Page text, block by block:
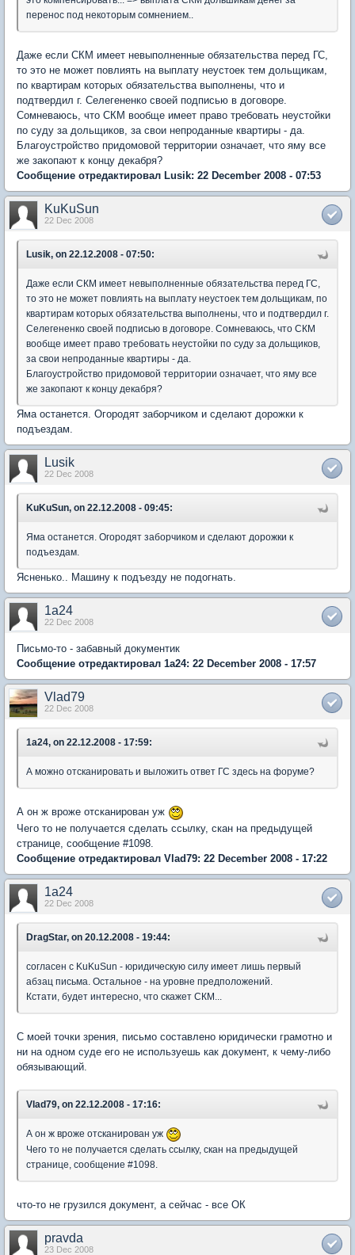
перенос под некоторым сомнением..
Даже если СКМ имеет невыполненные обязательства перед ГС,
то это не может повлиять на выплату неустоек тем дольщикам,
по квартирам которых обязательства выполнены, что и
подтвердил г. Селегененко своей подписью в договоре.
Сомневаюсь, что СКМ вообще имеет право требовать неустойки
по суду за дольщиков, за свои непроданные квартиры - да.
Благоустройство придомовой территории означает, что яму все
же закопают к концу декабря?
Сообщение отредактировал Lusik: 22 December 2008 - 07:53
KuKuSun
22 Dec 2008
Lusik, on 22.12.2008 - 07:50:
Даже если СКМ имеет невыполненные обязательства перед ГС,
то это не может повлиять на выплату неустоек тем дольщикам, по
квартирам которых обязательства выполнены, что и подтвердил г.
Селегененко своей подписью в договоре. Сомневаюсь, что СКМ
вообще имеет право требовать неустойки по суду за дольщиков,
за свои непроданные квартиры - да.
Благоустройство придомовой территории означает, что яму все
же закопают к концу декабря?
Яма останется. Огородят заборчиком и сделают дорожки к
подъездам.
Lusik
22 Dec 2008
KuKuSun, on 22.12.2008 - 09:45:
Яма останется. Огородят заборчиком и сделают дорожки к
подъездам.
Ясненько.. Машину к подъезду не подогнать.
1a24
22 Dec 2008
Письмо-то - забавный документик
Сообщение отредактировал 1a24: 22 December 2008 - 17:57
Vlad79
22 Dec 2008
1a24, on 22.12.2008 - 17:59:
А можно отсканировать и выложить ответ ГС здесь на форуме?
А он ж вроже отсканирован уж
Чего то не получается сделать ссылку, скан на предыдущей
странице, сообщение #1098.
Сообщение отредактировал Vlad79: 22 December 2008 - 17:22
1a24
22 Dec 2008
DragStar, on 20.12.2008 - 19:44:
согласен с KuKuSun - юридическую силу имеет лишь первый
абзац письма. Остальное - на уровне предположений.
Кстати, будет интересно, что скажет СКМ...
С моей точки зрения, письмо составлено юридически грамотно и
ни на одном суде его не используешь как документ, к чему-либо
обязывающий.
Vlad79, on 22.12.2008 - 17:16:
А он ж вроже отсканирован уж
Чего то не получается сделать ссылку, скан на предыдущей
странице, сообщение #1098.
что-то не грузился документ, а сейчас - все ОК
pravda
23 Dec 2008